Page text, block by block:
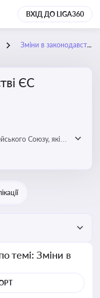
ВХІД ДО LIGA360
Зміни в законодавстві ЄС
ЄС
Союзу, які
міграції,
України в
темі: Зміни в